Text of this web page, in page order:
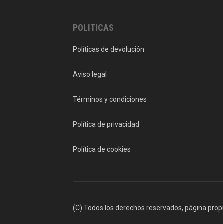
POLITICAS
Políticas de devolución
Aviso legal
Términos y condiciones
Política de privacidad
Política de cookies
(C) Todos los derechos reservados, página